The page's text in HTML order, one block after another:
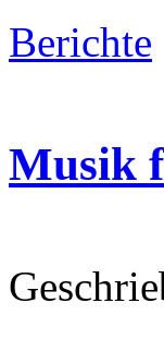
Berichte
Musik